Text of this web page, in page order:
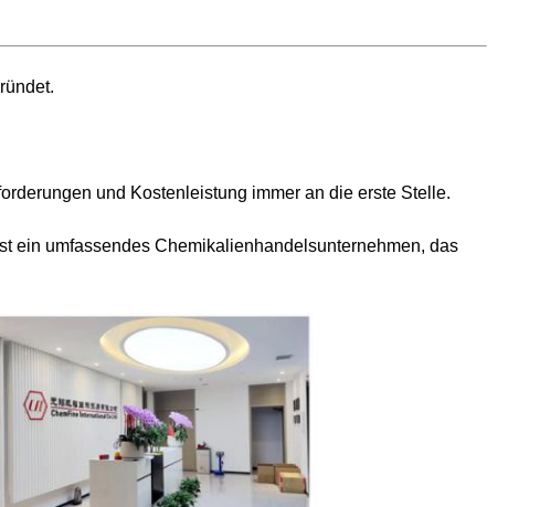
und Kostenleistung immer an die erste Stelle.
ein umfassendes Chemikalienhandelsunternehmen, das